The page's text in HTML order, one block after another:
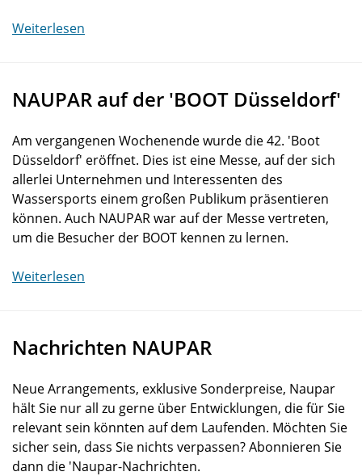
Weiterlesen
NAUPAR auf der 'BOOT Düsseldorf'
Am vergangenen Wochenende wurde die 42. 'Boot
Düsseldorf' eröffnet. Dies ist eine Messe, auf der sich
allerlei Unternehmen und Interessenten des
Wassersports einem großen Publikum präsentieren
können. Auch NAUPAR war auf der Messe vertreten,
um die Besucher der BOOT kennen zu lernen.
Weiterlesen
Nachrichten NAUPAR
Neue Arrangements, exklusive Sonderpreise, Naupar
hält Sie nur all zu gerne über Entwicklungen, die für Sie
relevant sein könnten auf dem Laufenden. Möchten Sie
sicher sein, dass Sie nichts verpassen? Abonnieren Sie
dann die 'Naupar-Nachrichten.